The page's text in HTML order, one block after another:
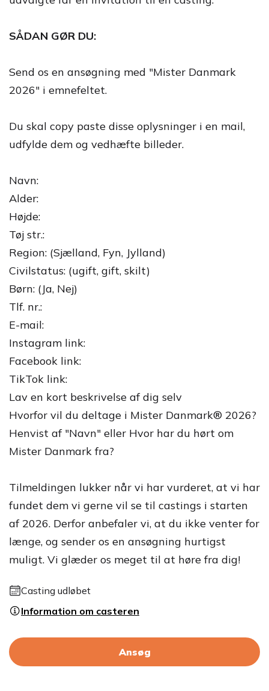
SÅDAN GØR DU:
Send os en ansøgning med "Mister Danmark
2026" i emnefeltet.
Du skal copy paste disse oplysninger i en mail,
udfylde dem og vedhæfte billeder.
Navn:
Alder:
Højde:
Tøj str.:
Region: (Sjælland, Fyn, Jylland)
Civilstatus: (ugift, gift, skilt)
Børn: (Ja, Nej)
Tlf. nr.:
E-mail:
Instagram link:
Facebook link:
TikTok link:
Lav en kort beskrivelse af dig selv
Hvorfor vil du deltage i Mister Danmark® 2026?
Henvist af "Navn" eller Hvor har du hørt om
Mister Danmark fra?
Tilmeldingen lukker når vi har vurderet, at vi har
fundet dem vi gerne vil se til castings i starten
af 2026. Derfor anbefaler vi, at du ikke venter for
længe, og sender os en ansøgning hurtigst
muligt. Vi glæder os meget til at høre fra dig!
Casting udløbet
Information om casteren
Ansøg